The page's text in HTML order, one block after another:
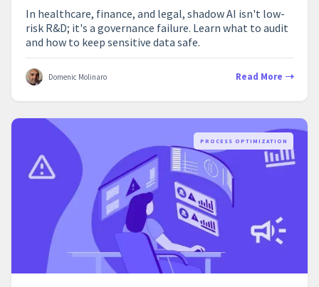
In healthcare, finance, and legal, shadow AI isn't low-
risk R&D; it's a governance failure. Learn what to audit
and how to keep sensitive data safe.
Domenic Molinaro Read More
PROCESS OPTIMIZATION